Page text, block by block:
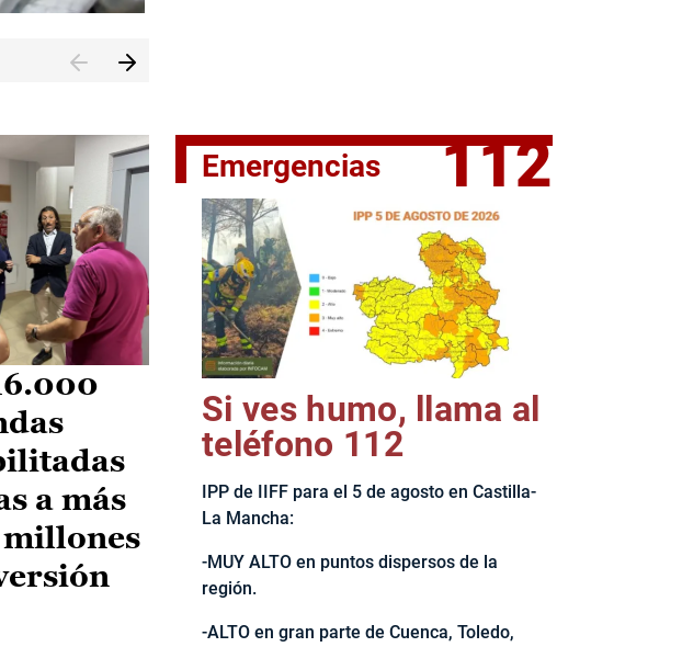
El jefe del Ejecutivo castellanomanchego, Emiliano García-
a más
millones
Emergencias 112
Si ves humo, llama al
teléfono 112
IPP de IIFF para el 5 de agosto en Castilla-
La Mancha:
-MUY ALTO en puntos dispersos de la
región.
-ALTO en gran parte de Cuenca, Toledo,